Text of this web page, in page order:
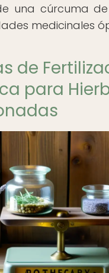
una cúrcuma
medicinales
de
para